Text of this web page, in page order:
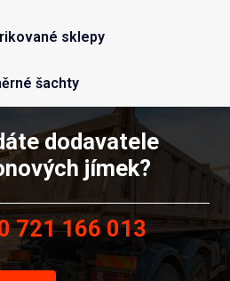
sklepy
šachty
dodavatele
jímek?
721 166 013